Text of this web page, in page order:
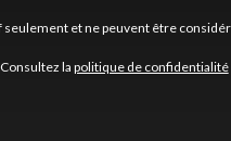
et ne peuvent être
la politique de confidentialité